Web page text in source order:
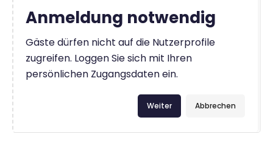
Anmeldung notwendig
Gäste dürfen nicht auf die Nutzerprofile
zugreifen. Loggen Sie sich mit Ihren
persönlichen Zugangsdaten ein.
Abbrechen
Weiter